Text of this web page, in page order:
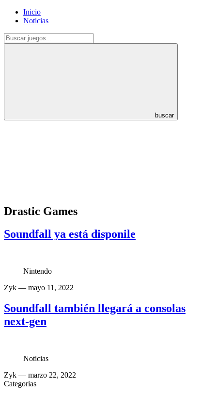
Inicio
Noticias
buscar
Drastic Games
Soundfall ya está disponile
Nintendo
Zyk — mayo 11, 2022
Soundfall también llegará a consolas
next-gen
Noticias
Zyk — marzo 22, 2022
Categorias